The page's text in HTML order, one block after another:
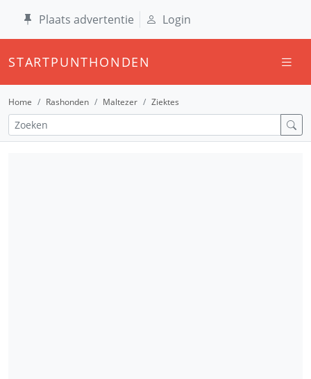
Plaats advertentie Login
STARTPUNTHONDEN
Home Rashonden Maltezer Ziektes